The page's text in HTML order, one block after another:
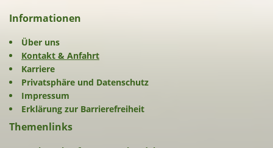
Informationen
Über uns
Kontakt & Anfahrt
Karriere
Privatsphäre und Datenschutz
Impressum
Erklärung zur Barrierefreiheit
Themenlinks